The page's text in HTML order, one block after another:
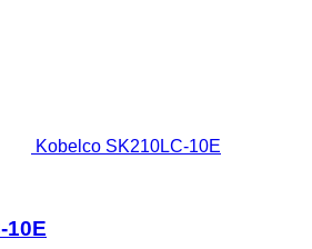
Kobelco SK210LC-10E
10E